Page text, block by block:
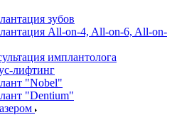
зубов
All-on-4, All-on-6, All-on-
имплантолога
лифтинг
"Nobel"
"Dentium"